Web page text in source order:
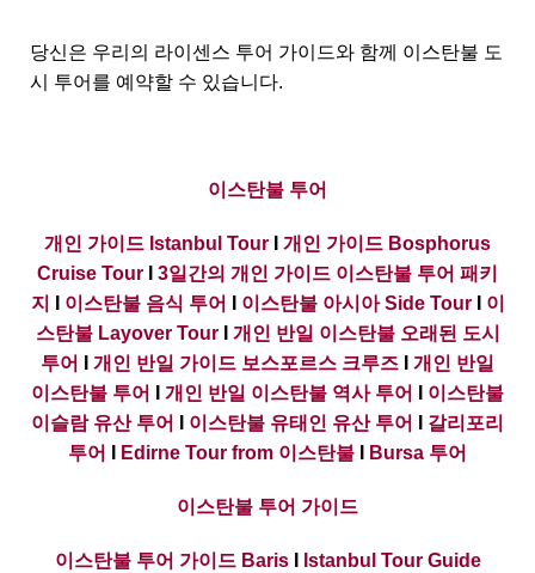
당신은 우리의 라이센스 투어 가이드와 함께 이스탄불 도
시 투어를 예약할 수 있습니다.
이스탄불 투어
개인 가이드 Istanbul Tour
개인 가이드 Bosphorus
Cruise Tour
3일간의 개인 가이드 이스탄불 투어 패키
지
이스탄불 음식 투어 이스탄불 아시아 Side TourI 이
스탄불 Layover TourI 개인 반일 이스탄불 오래된 도시
투어
개인 반일 가이드 보스포르스 크루즈
개인 반일
이스탄불 투어
개인 반일 이스탄불 역사 투어
이스탄불
이슬람 유산 투어
이스탄불 유태인 유산 투어
갈리포리
투어
Edirne Tour from 이스탄불 Bursa 투어
이스탄불 투어 가이드
이스탄불 투어 가이드 BarisI
Istanbul Tour Guide